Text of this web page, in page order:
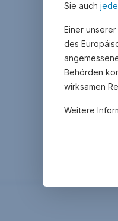
Sie auch
Einer
des
Behörden
wirksamen
Weitere